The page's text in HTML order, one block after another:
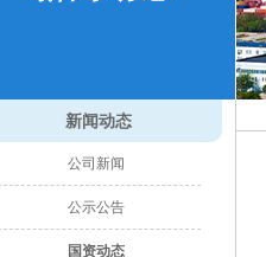
新闻动态
公司新闻
公示公告
国资动态